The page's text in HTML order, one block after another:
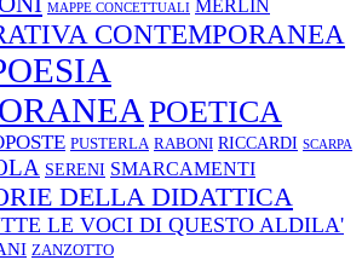
MAPPE CONCETTUALI MERLIN
CONTEMPORANEA
POETICA
PUSTERLA RABONI RICCARDI SCARPA
SERENI SMARCAMENTI
DELLA DIDATTICA
LE VOCI DI QUESTO ALDILA'
ZANZOTTO